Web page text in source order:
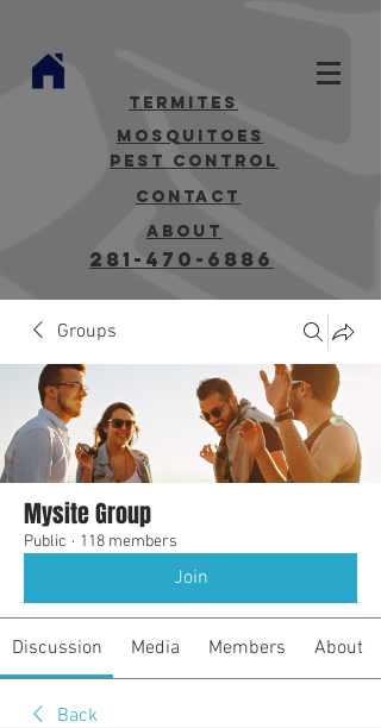
termites
mosquitoes
Pest Control
contact
about
281-470-6886
Groups
Mysite Group
Public · 118 members
Join
Discussion Media Members About
Back